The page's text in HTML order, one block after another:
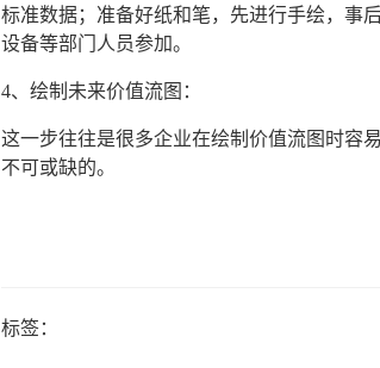
标准数据；准备好纸和笔，先进行手绘，事
设备等部门人员参加。
4、绘制未来价值流图：
这一步往往是很多企业在绘制价值流图时容
不可或缺的。
标签：